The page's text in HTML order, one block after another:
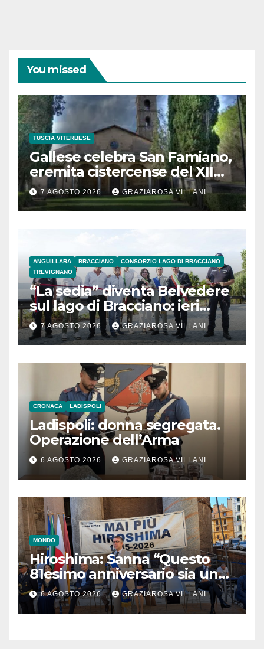
You missed
TUSCIA VITERBESE
Gallese celebra San Famiano,
eremita cistercense del XII
secolo
7 AGOSTO 2026 GRAZIAROSA VILLANI
ANGUILLARA BRACCIANO
CONSORZIO LAGO DI BRACCIANO
TREVIGNANO
“La sedia” diventa Belvedere
sul lago di Bracciano: ieri
l’inaugurazione
7 AGOSTO 2026 GRAZIAROSA VILLANI
CRONACA LADISPOLI
Ladispoli: donna segregata.
Operazione dell’Arma
6 AGOSTO 2026 GRAZIAROSA VILLANI
MONDO
Hiroshima: Sanna “Questo
81esimo anniversario sia un
monito per tutti”
6 AGOSTO 2026 GRAZIAROSA VILLANI